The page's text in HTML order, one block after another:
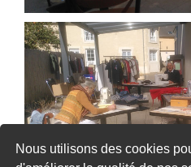
Nous utilisons des cookies